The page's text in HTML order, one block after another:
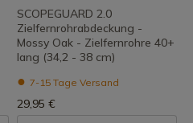
SCOPEGUARD 2.0
Zielfernrohrabdeckung -
Mossy Oak - Zielfernrohre 40+
lang (34,2 - 38 cm)
7-15 Tage Versand
29,95 €